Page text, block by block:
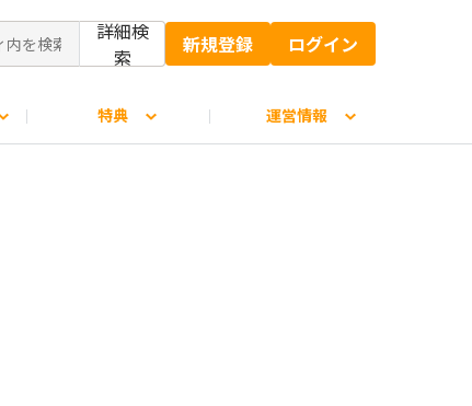
詳細検
索
新規登録 ログイン
特典 運営情報